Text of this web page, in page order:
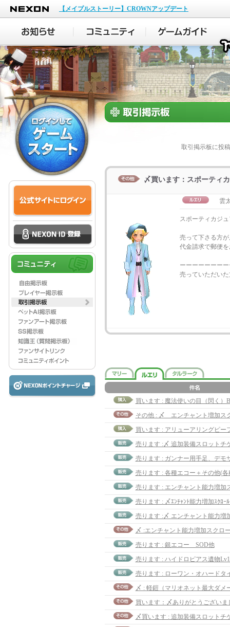
NEXON
【メイプルストーリー】CROWNアップデート
取引掲示板に投
〆買います：スポーティ
雲
スポーティカジ
売って下さる方
代金請求で郵便
ーーーーーーー
売っていただい
買います : 魔法使いの目（閃く）
その他 : 〆 エンチャント増加ス
買います : アリューアリングピー
売ります : ガンナー用手足、デモ
売ります : 各種エコー＋その他(各
売ります : 〆ｴﾝﾁｬﾝﾄ能力増加ｽｸﾛｰﾙ
〆 :エンチャント能力増加スクロ
売ります : 銀エコー SOD他
売ります : ハイドロピアス遺物
売ります : ローワン・オハードタ
〆 : 軽鎧（マリオネット最大ダメ
買います：〆ありがとうございま
〆買います : 追加装備スロットチ